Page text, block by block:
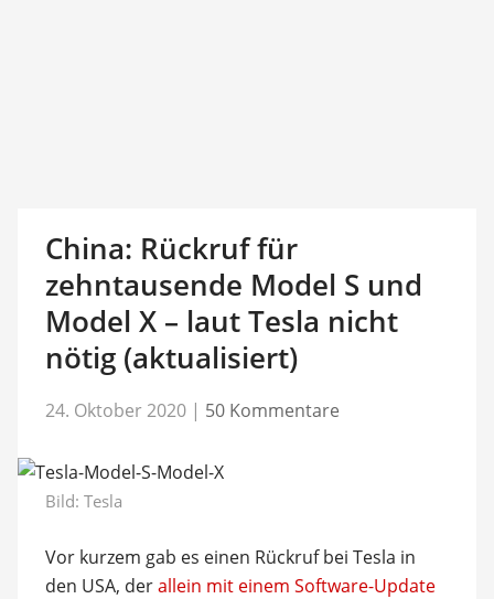
China: Rückruf für
zehntausende Model S und
Model X – laut Tesla nicht
nötig (aktualisiert)
24. Oktober 2020 | 50 Kommentare
Bild: Tesla
Vor kurzem gab es einen Rückruf bei Tesla in
den USA, derallein mit einem Software-Update